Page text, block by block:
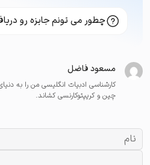
چطور می تونم جایزه رو
مسعود فاضل
کارشناسی ادبیات انگلیسی من را به
چین و کریپتوکارنسی کشاند.